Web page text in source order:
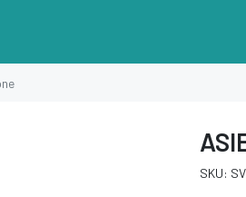
SKU: